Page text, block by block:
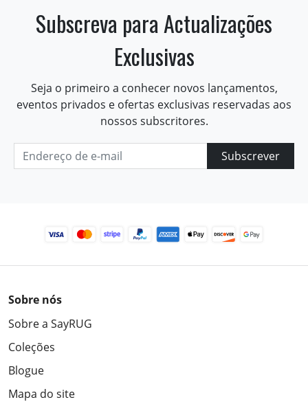
Subscreva para Actualizações
Exclusivas
Seja o primeiro a conhecer novos lançamentos,
eventos privados e ofertas exclusivas reservadas aos
nossos subscritores.
Subscrever
Sobre nós
Sobre a SayRUG
Coleções
Blogue
Mapa do site